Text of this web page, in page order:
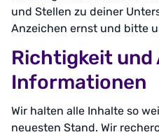
und Stellen zu deiner
Anzeichen ernst und bitte
Richtigkeit
Informationen
Wir halten alle Inhalte so
neuesten Stand. Wir